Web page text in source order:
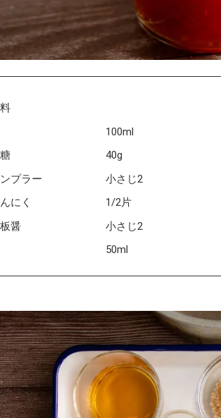
100ml
40g
プラー
小さじ2
にく
1/2片
醤
小さじ2
50ml